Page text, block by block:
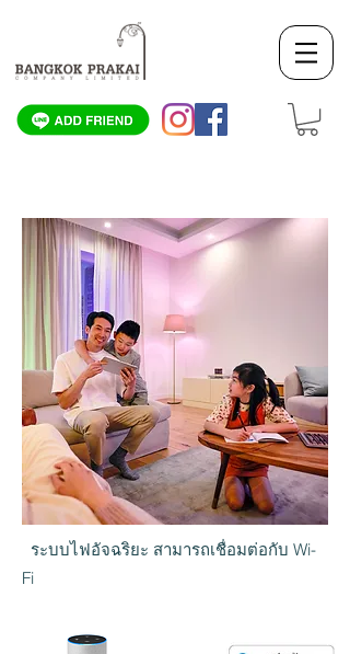
ระบบไฟอัจฉริยะ สามารถเชื่อมต่อกับ Wi-
Fi